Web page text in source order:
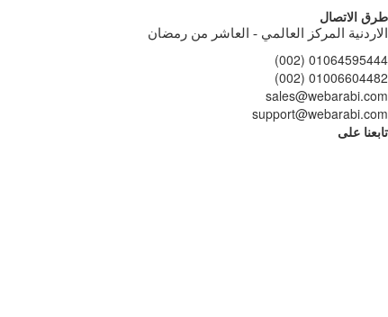
طرق الاتصال
الاردنية المركز العالمي - العاشر من رمضان
01064595444 (002)
01006604482 (002)
sales@webarabi.com
support@webarabi.com
تابعنا على